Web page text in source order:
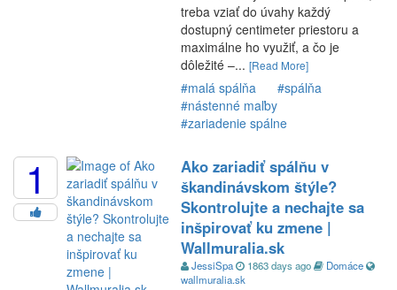
treba vziať do úvahy každý
dostupný centimeter priestoru a
maximálne ho využiť, a čo je
dôležité –... [Read More]
#malá spálňa
#spálňa
#nástenné maľby
#zariadenie spálne
1
Ako zariadiť spálňu v
škandinávskom štýle?
Skontrolujte a nechajte sa
inšpirovať ku zmene |
Wallmuralia.sk
JessiSpa 1863 days ago
Domáce
wallmuralia.sk